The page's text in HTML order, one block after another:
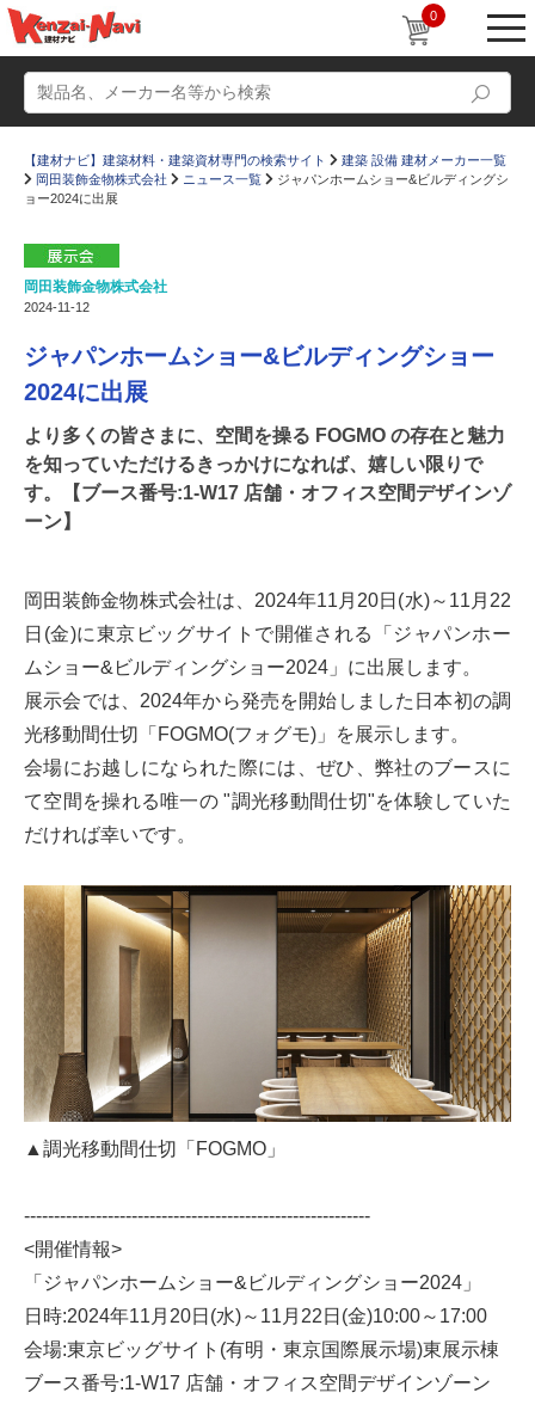
0
動画
かたなび コラム
すまいリング
Q＆A 販売・施工代理店募集
お気に入り
【建材ナビ】建築材料・建築資材専門の検索サイト
建築 設備 建材メーカー一覧
岡田装飾金物株式会社
ニュース一覧
ジャパンホームショー&ビルディングシ
ョー2024に出展
岡田装飾金物株式会社
2024-11-12
ジャパンホームショー&ビルディングショー
2024に出展
より多くの皆さまに、空間を操る FOGMO の存在と魅力
を知っていただけるきっかけになれば、嬉しい限りで
す。【ブース番号:1-W17 店舗・オフィス空間デザインゾ
ーン】
岡田装飾金物株式会社は、2024年11月20日(水)～11月22
日(金)に東京ビッグサイトで開催される「ジャパンホー
ムショー&ビルディングショー2024」に出展します。
展示会では、2024年から発売を開始しました日本初の調
光移動間仕切「FOGMO(フォグモ)」を展示します。
会場にお越しになられた際には、ぜひ、弊社のブースに
て空間を操れる唯一の "調光移動間仕切"を体験していた
だければ幸いです。
▲調光移動間仕切「FOGMO」
----------------------------------------------------------
<開催情報>
「ジャパンホームショー&ビルディングショー2024」
日時:2024年11月20日(水)～11月22日(金)10:00～17:00
会場:東京ビッグサイト(有明・東京国際展示場)東展示棟
ブース番号:1-W17 店舗・オフィス空間デザインゾーン